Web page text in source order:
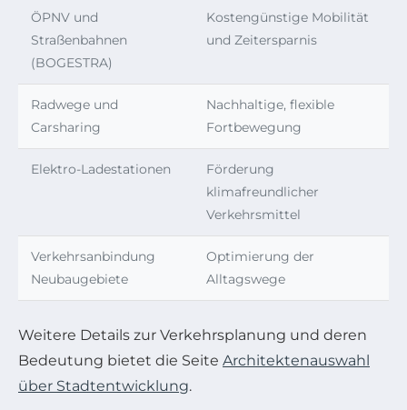
ÖPNV und
Straßenbahnen
(BOGESTRA)
Kostengünstige Mobilität
und Zeitersparnis
Radwege und
Carsharing
Nachhaltige, flexible
Fortbewegung
Elektro-Ladestationen
Förderung
klimafreundlicher
Verkehrsmittel
Verkehrsanbindung
Neubaugebiete
Optimierung der
Alltagswege
Weitere Details zur Verkehrsplanung und deren
Bedeutung bietet die Seite Architektenauswahl
über Stadtentwicklung.